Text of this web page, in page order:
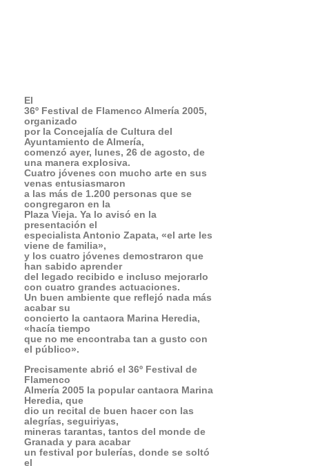
Almería 2005 la popular cantaora Marina
Heredia, que
dio un recital de buen hacer con las
alegrías, seguiriyas,
mineras tarantas, tantos del monde de
Granada y para acabar
un festival por bulerías, donde se soltó
el
pelo y cantó sin micrófono y al final
hasta
se marcó un baile.
Foto:Paco Sánchez
«Nueva
savia del flamenco»
Se apreció que Marina Heredia estaba
feliz sobre
las tablas en la fresquita noche de
Almería y, así,
alentada por continuos piropos de
«guapa», la artista
cantó los temas con mucho
sentimiento. Se despidió
con continuos aplausos y vítores de un
entregado público.
Empezaba bien la noche.
Después llegó la voz de Duquende,
menos
expresivo, pero gran profesional, con
su característica
voz «acamaronada». Entre otros palos,
se escucharon
fandangos y tangos, en un cante